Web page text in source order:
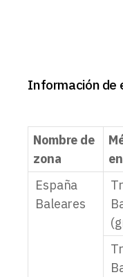
Información de
Nombre de
zona
España
Baleares